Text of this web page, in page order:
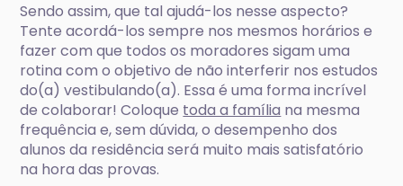
Sendo assim, que tal ajudá-los nesse aspecto?
Tente acordá-los sempre nos mesmos horários e
fazer com que todos os moradores sigam uma
rotina com o objetivo de não interferir nos estudos
do(a) vestibulando(a). Essa é uma forma incrível
de colaborar! Coloque toda a família na mesma
frequência e, sem dúvida, o desempenho dos
alunos da residência será muito mais satisfatório
na hora das provas.